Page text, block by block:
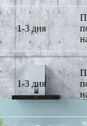
1-3 дня
1-3 дня